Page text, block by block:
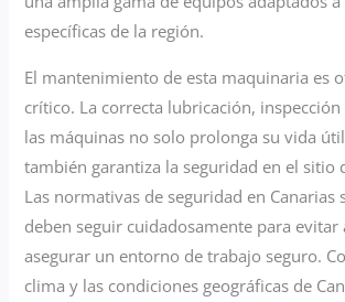
específicas de la región.
El mantenimiento de esta maquinaria es
crítico. La correcta lubricación,
las máquinas no solo prolonga su vida
también garantiza la seguridad en el sitio
Las normativas de seguridad en Canarias
deben seguir cuidadosamente para evitar
asegurar un entorno de trabajo seguro.
clima y las condiciones geográficas de